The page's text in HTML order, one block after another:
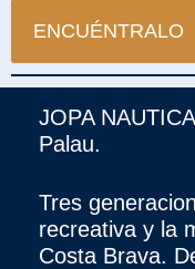
JOPA
Palau.
Tres
recreativa y la
Costa Brava.